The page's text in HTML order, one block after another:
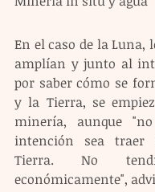
En el caso de la Luna,
amplían y junto al
por saber cómo se
y la Tierra, se
minería, aunque
intención sea traer
Tierra. No
económicamente",